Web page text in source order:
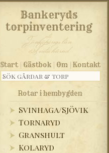
Bankeryds
torpinventering
uti
Jönköpings län
Tveta härad
Start | Gästbok | Om | Kontakt
Rotar i hembygden
Svinhaga/Sjövik
Tornaryd
Granshult
Kolaryd